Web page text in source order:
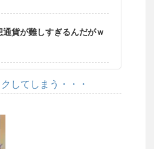
貨が難しすぎるんだがｗ
してしまう・・・